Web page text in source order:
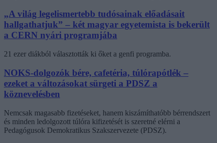
„A világ legelismertebb tudósainak előadásait
hallgathatjuk” – két magyar egyetemista is bekerült
a CERN nyári programjába
21 ezer diákból választották ki őket a genfi programba.
NOKS-dolgozók bére, cafetéria, túlórapótlék –
ezeket a változásokat sürgeti a PDSZ a
köznevelésben
Nemcsak magasabb fizetéseket, hanem kiszámíthatóbb bérrendszert
és minden ledolgozott túlóra kifizetését is szeretné elérni a
Pedagógusok Demokratikus Szakszervezete (PDSZ).